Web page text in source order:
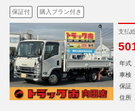
保証付 購入プラン付き
支払
年式
車検
保証
住所